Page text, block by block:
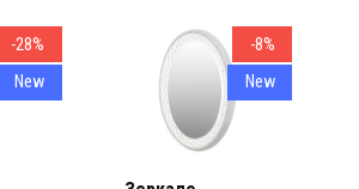
-28%
New
-8%
New